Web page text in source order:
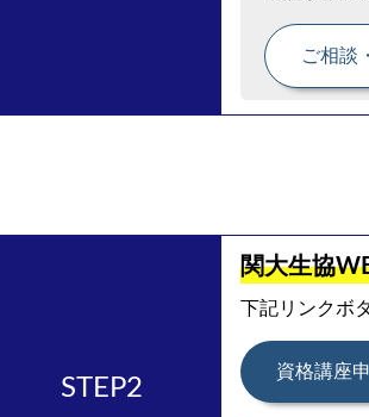
ご相談
関大生協
下記リンクボ
資格講座